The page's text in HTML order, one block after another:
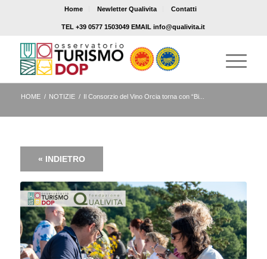
Home Newletter Qualivita Contatti
TEL +39 0577 1503049 EMAIL info@qualivita.it
HOME / NOTIZIE / Il Consorzio del Vino Orcia torna con “Bi...
« INDIETRO